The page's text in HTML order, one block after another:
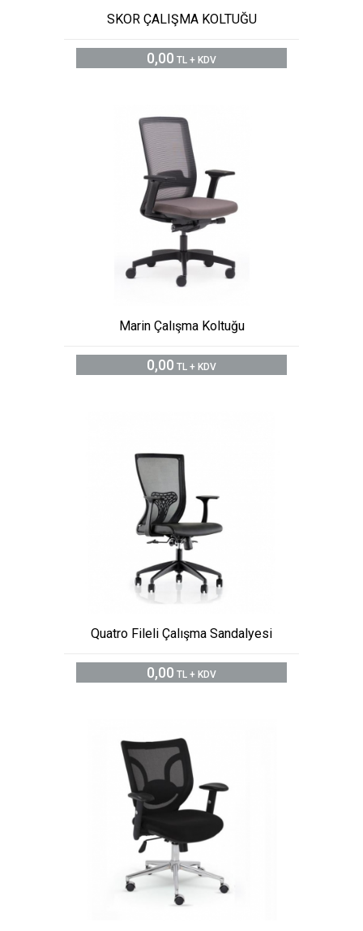
SKOR ÇALIŞMA KOLTUĞU
0,00 TL + KDV
Marin Çalışma Koltuğu
0,00 TL + KDV
Quatro Fileli Çalışma Sandalyesi
0,00 TL + KDV